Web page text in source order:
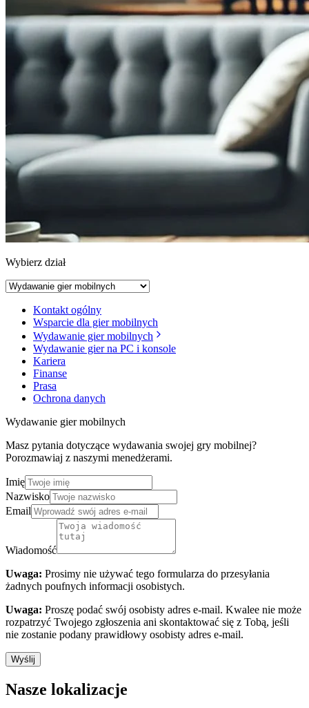
Wybierz dział
Kontakt ogólny
Wsparcie dla gier mobilnych
Wydawanie gier mobilnych
Wydawanie gier na PC i konsole
Kariera
Finanse
Prasa
Ochrona danych
Wydawanie gier mobilnych
Masz pytania dotyczące wydawania swojej gry mobilnej?
Porozmawiaj z naszymi menedżerami.
Imię
Nazwisko
Email
Wiadomość
Uwaga: Prosimy nie używać tego formularza do przesyłania
żadnych poufnych informacji osobistych.
Uwaga: Proszę podać swój osobisty adres e-mail. Kwalee nie może
rozpatrzyć Twojego zgłoszenia ani skontaktować się z Tobą, jeśli
nie zostanie podany prawidłowy osobisty adres e-mail.
Wyślij
Nasze lokalizacje